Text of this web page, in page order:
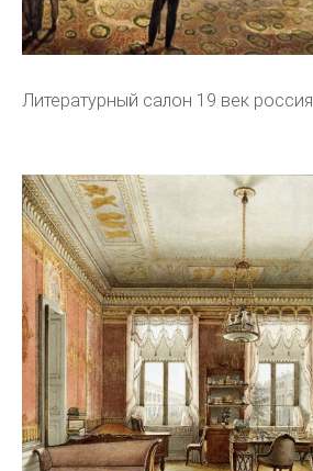
Литературный салон 19 век россия